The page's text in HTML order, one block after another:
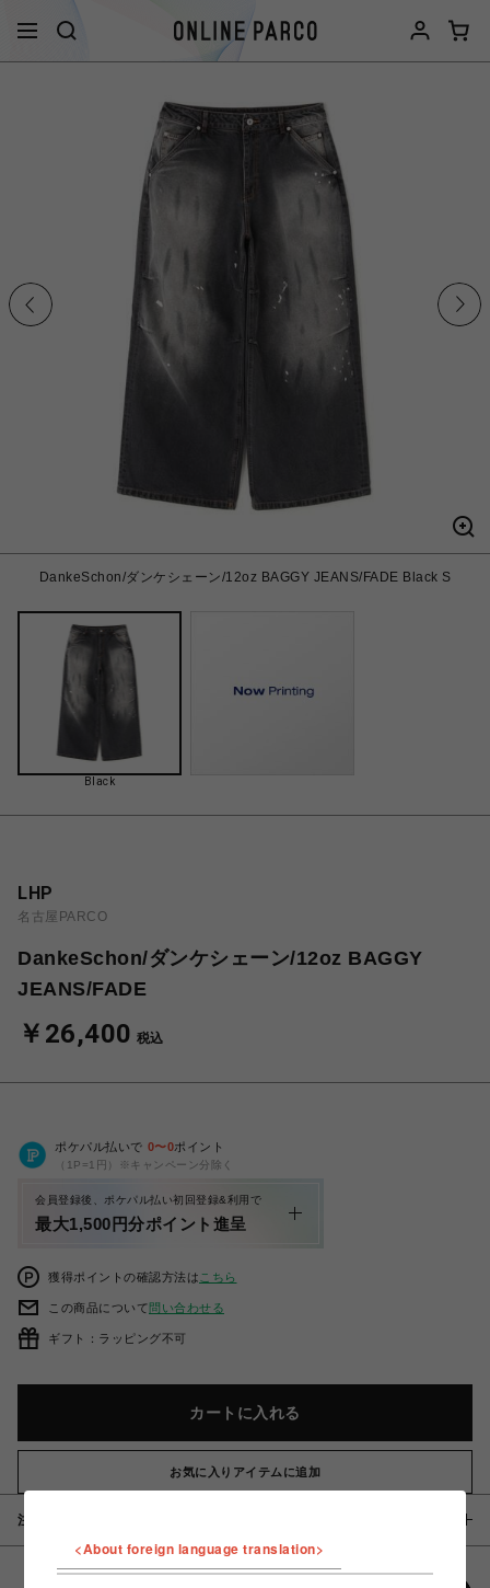
DankeSchon/ダンケシェーン/12oz BAGGY JEANS/FADE Black S
Black
LHP
名古屋PARCO
DankeSchon/ダンケシェーン/12oz BAGGY
JEANS/FADE
￥26,400 税込
ポケパル払いで 0〜0ポイント
（1P=1円）※キャンペーン分除く
会員登録後、ポケパル払い初回登録&利用で
最大1,500円分ポイント進呈
獲得ポイントの確認方法は こちら
この商品について問い合わせる
ギフト：ラッピング不可
カートに入れる
お気に入りアイテムに追加
注意事項
<About foreign language translation>